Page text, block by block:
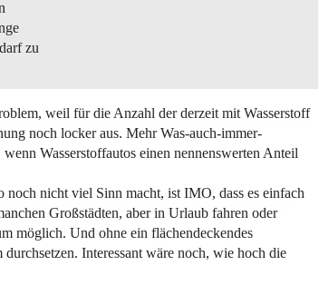
zu
weil für die Anzahl der derzeit mit Wasserstoff
noch locker aus. Mehr Was-auch-immer-
Wasserstoffautos einen nennenswerten Anteil
noch nicht viel Sinn macht, ist IMO, dass es einfach
Großstädten, aber in Urlaub fahren oder
möglich. Und ohne ein flächendeckendes
Interessant wäre noch, wie hoch die